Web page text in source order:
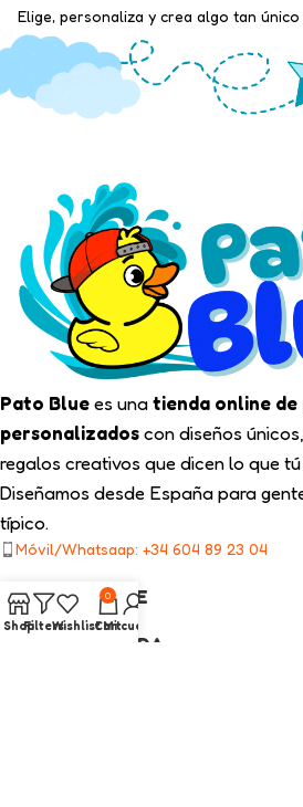
Elige, personaliza y crea algo tan único
Pato Bluees unatienda online
personalizadoscon diseños
regalos creativos que dicen lo que
Diseñamos desde España para
típico.
Móvil/Whatsaap: +34 604 89 23 04
TIPS PATO BLUE
NUESTRA TIENDA
ShopFiltersWishlist
0
Cart
Mi cuenta